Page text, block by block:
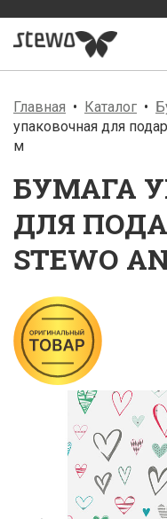
Главная Каталог
упаковочная для
м
БУМАГА
ДЛЯ
STEWO